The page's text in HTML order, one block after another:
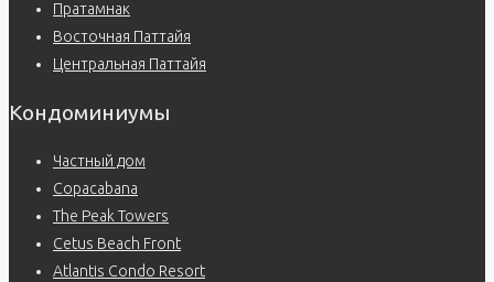
Пратамнак
Восточная Паттайя
Центральная Паттайя
Кондоминиумы
Частный дом
Copacabana
The Peak Towers
Cetus Beach Front
Atlantis Condo Resort